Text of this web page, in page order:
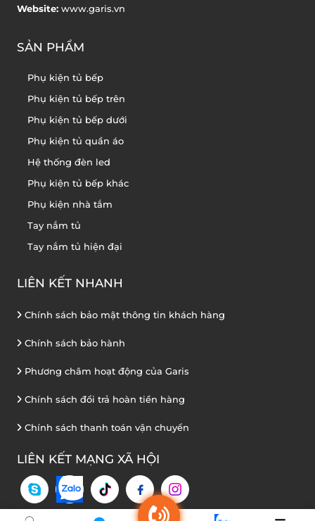
Website: www.garis.vn
SẢN PHẨM
Phụ kiện tủ bếp
Phụ kiện tủ bếp trên
Phụ kiện tủ bếp dưới
Phụ kiện tủ quần áo
Hệ thống đèn led
Phụ kiện tủ bếp khác
Phụ kiện nhà tắm
Tay nắm tủ
Tay nắm tủ hiện đại
LIÊN KẾT NHANH
Chính sách bảo mật thông tin khách hàng
Chính sách bảo hành
Phương châm hoạt động của Garis
Chính sách đổi trả hoàn tiền hàng
Chính sách thanh toán vận chuyển
LIÊN KẾT MẠNG XÃ HỘI